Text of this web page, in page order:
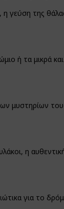
γεύση της
ή τα μικρά
μυστηρίων
η
για το